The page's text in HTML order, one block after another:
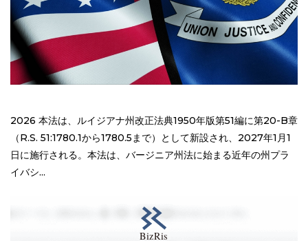
2026 本法は、ルイジアナ州改正法典1950年版第51編に第20-B章
（R.S. 51:1780.1から1780.5まで）として新設され、2027年1月1
日に施行される。本法は、バージニア州法に始まる近年の州プラ
イバシ...